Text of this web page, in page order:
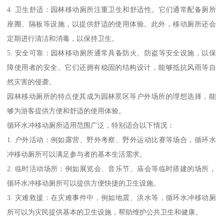
4. 卫生舒适：园林移动厕所注重卫生和舒适性。它们通常配备厕所
座圈、隔板等设施，以提供舒适的使用体验。此外，移动厕所还会
定期进行清洁和消毒，以保持卫生。
5. 安全可靠：园林移动厕所通常具备防火、防盗等安全设施，以保
障使用者的安全。它们还拥有稳固的结构设计，能够抵抗风雨等自
然灾害的侵袭。
园林移动厕所的特点使其成为园林景区等户外场所的理想选择，能
够为游客提供方便和舒适的使用体验。
循环水冲移动厕所适用范围广泛，特别适合以下情况：
1. 户外活动：例如露营、野外考察、野外运动比赛等场合，循环水
冲移动厕所可以满足参与者的基本生活需求。
2. 临时活动场所：例如展览会、音乐节、庙会等临时搭建的场所，
循环水冲移动厕所可以提供方便快捷的卫生设施。
3. 灾难救援：在灾难事件中，例如地震、洪水等，循环水冲移动厕
所可以为灾民提供基本的卫生设施，帮助维护公共卫生和健康。